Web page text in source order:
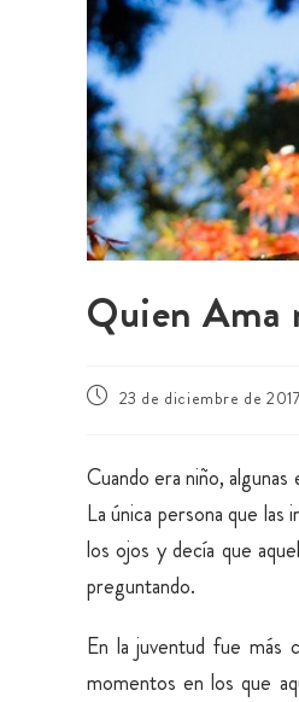
Quien Ama
23 de diciembre de 2017
Cuando era niño,
La única persona que
los ojos y decía que
preguntando.
En la juventud fue más
momentos en los que